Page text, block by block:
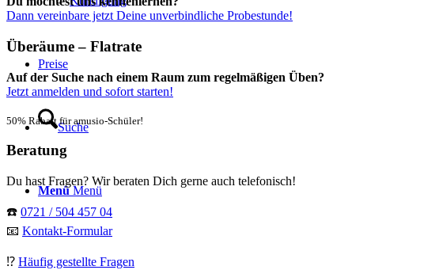
Preise
Suche
Menü Menü
Dann vereinbare jetzt Deine unverbindliche Probestunde!
Überäume – Flatrate
Auf der Suche nach einem Raum zum regelmäßigen Üben?
Jetzt anmelden und sofort starten!
50% Rabatt für amusio-Schüler!
Beratung
Du hast Fragen? Wir beraten Dich gerne auch telefonisch!
☎️ 0721 / 504 457 04
📧 Kontakt-Formular
⁉️ Häufig gestellte Fragen